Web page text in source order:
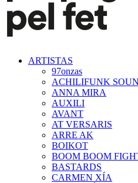
ARTISTAS
97onzas
ACHILIFUNK
ANNA MIRA
AUXILI
AVANT
AT VERSARIS
ARRE AK
BOIKOT
BOOM BOOM
BASTARDS
CARMEN XÍA